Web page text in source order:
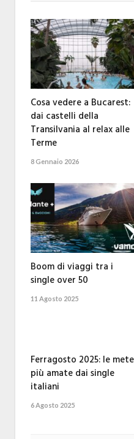
Cosa vedere a Bucarest:
dai castelli della
Transilvania al relax alle
Terme
8 Gennaio 2026
Boom di viaggi tra i
single over 50
11 Agosto 2025
Ferragosto 2025: le mete
più amate dai single
italiani
6 Agosto 2025